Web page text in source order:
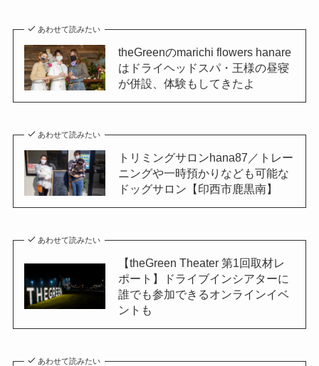
あわせて読みたい
theGreenのmarichi flowers hanare
はドライヘッドスパ・王様の昼寝
が併設、体験もしてきたよ
あわせて読みたい
トリミングサロンhana87／トレー
ニングや一時預かりなども可能な
ドッグサロン【印西市鹿黒南】
あわせて読みたい
【theGreen Theater 第1回取材レ
ポート】ドライブインシアターに
誰でも参加できるオンラインイベ
ントも
あわせて読みたい